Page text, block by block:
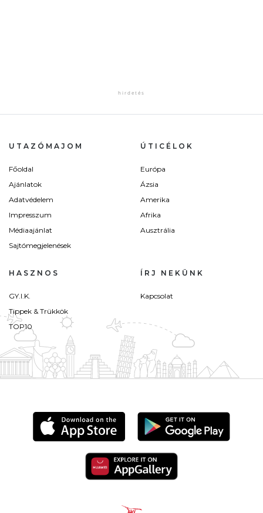
UTAZÓMAJOM
Főoldal
Ajánlatok
Adatvédelem
Impresszum
Médiaajánlat
Sajtómegjelenések
ÚTICÉLOK
Európa
Ázsia
Amerika
Afrika
Ausztrália
HASZNOS
GY.I.K.
Tippek & Trükkök
TOP10
ÍRJ NEKÜNK
Kapcsolat